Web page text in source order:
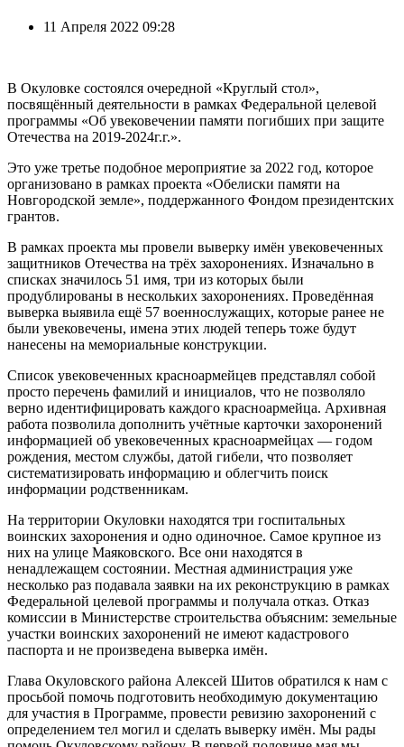
11 Апреля 2022 09:28
В Окуловке состоялся очередной «Круглый стол»,
посвящённый деятельности в рамках Федеральной целевой
программы «Об увековечении памяти погибших при защите
Отечества на 2019-2024г.г.».
Это уже третье подобное мероприятие за 2022 год, которое
организовано в рамках проекта «Обелиски памяти на
Новгородской земле», поддержанного Фондом президентских
грантов.
В рамках проекта мы провели выверку имён увековеченных
защитников Отечества на трёх захоронениях. Изначально в
списках значилось 51 имя, три из которых были
продублированы в нескольких захоронениях. Проведённая
выверка выявила ещё 57 военнослужащих, которые ранее не
были увековечены, имена этих людей теперь тоже будут
нанесены на мемориальные конструкции.
Список увековеченных красноармейцев представлял собой
просто перечень фамилий и инициалов, что не позволяло
верно идентифицировать каждого красноармейца. Архивная
работа позволила дополнить учётные карточки захоронений
информацией об увековеченных красноармейцах — годом
рождения, местом службы, датой гибели, что позволяет
систематизировать информацию и облегчить поиск
информации родственникам.
На территории Окуловки находятся три госпитальных
воинских захоронения и одно одиночное. Самое крупное из
них на улице Маяковского. Все они находятся в
ненадлежащем состоянии. Местная администрация уже
несколько раз подавала заявки на их реконструкцию в рамках
Федеральной целевой программы и получала отказ. Отказ
комиссии в Министерстве строительства объясним: земельные
участки воинских захоронений не имеют кадастрового
паспорта и не произведена выверка имён.
Глава Окуловского района Алексей Шитов обратился к нам с
просьбой помочь подготовить необходимую документацию
для участия в Программе, провести ревизию захоронений с
определением тел могил и сделать выверку имён. Мы рады